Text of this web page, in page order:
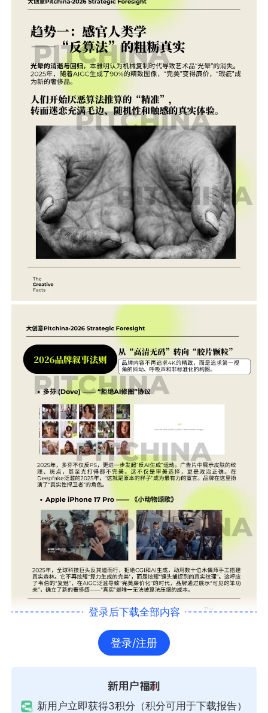
登录后下载全部内容
登录/注册
新用户立即获得3积分（积分可用于下载报告）